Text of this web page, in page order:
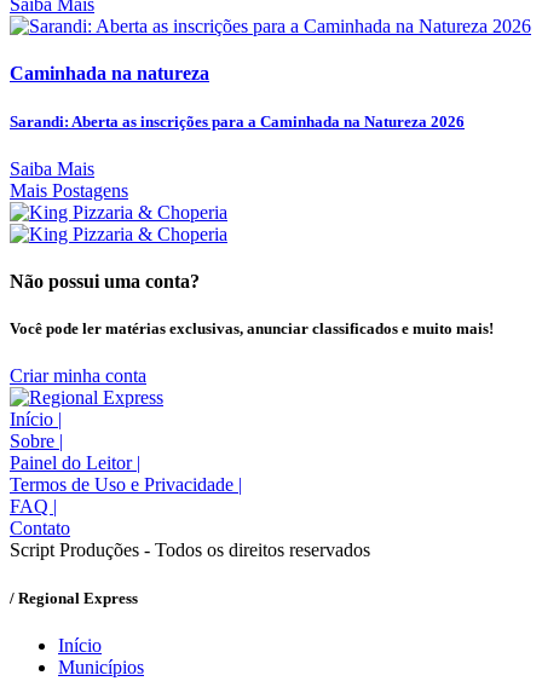
Saiba Mais
Caminhada na natureza
Sarandi: Aberta as inscrições para a Caminhada na Natureza 2026
Saiba Mais
Mais Postagens
Não possui uma conta?
Você pode ler matérias exclusivas, anunciar classificados e muito mais!
Criar minha conta
Início |
Sobre |
Painel do Leitor |
Termos de Uso e Privacidade |
FAQ |
Contato
Script Produções - Todos os direitos reservados
/ Regional Express
Início
Municípios